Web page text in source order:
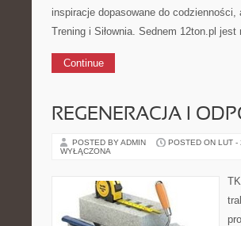
inspiracje dopasowane do
Trening i Siłownia. Sednem 12ton.pl
Continue
REGENERACJA I
POSTED BY ADMIN POSTED ON LUT -
WYŁĄCZONA